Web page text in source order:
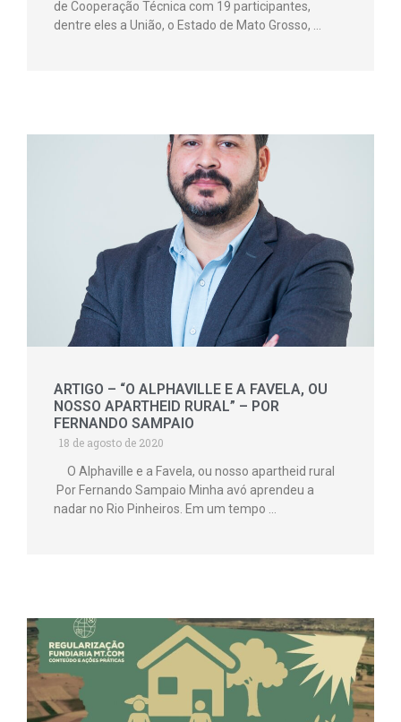
de Cooperação Técnica com 19 participantes,
dentre eles a União, o Estado de Mato Grosso, …
ARTIGO – “O ALPHAVILLE E A FAVELA, OU
NOSSO APARTHEID RURAL” – POR
FERNANDO SAMPAIO
18 de agosto de 2020
O Alphaville e a Favela, ou nosso apartheid rural
Por Fernando Sampaio Minha avó aprendeu a
nadar no Rio Pinheiros. Em um tempo …